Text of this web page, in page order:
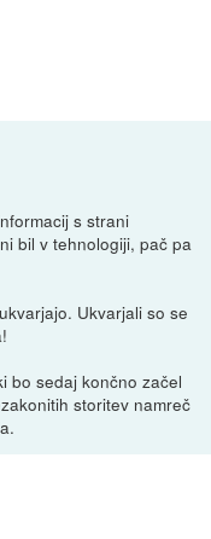
s strani
bil v tehnologiji, pač pa
Ukvarjali so se
bo sedaj končno začel
storitev namreč